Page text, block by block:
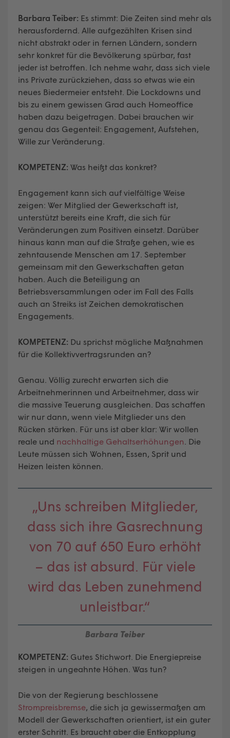
Barbara Teiber: Es stimmt: Die Zeiten sind mehr als
herausfordernd. Alle aufgezählten Krisen sind
nicht abstrakt oder in fernen Ländern, sondern
sehr konkret für die Bevölkerung spürbar, fast
jeder ist betroffen. Ich nehme wahr, dass sich viele
ins Private zurückziehen, dass so etwas wie ein
neues Biedermeier entsteht. Die Lockdowns und
bis zu einem gewissen Grad auch Homeoffice
haben dazu beigetragen. Dabei brauchen wir
genau das Gegenteil: Engagement, Aufstehen,
Wille zur Veränderung.
KOMPETENZ: Was heißt das konkret?
Engagement kann sich auf vielfältige Weise
zeigen: Wer Mitglied der Gewerkschaft ist,
unterstützt bereits eine Kraft, die sich für
Veränderungen zum Positiven einsetzt. Darüber
hinaus kann man auf die Straße gehen, wie es
zehntausende Menschen am 17. September
gemeinsam mit den Gewerkschaften getan
haben. Auch die Beteiligung an
Betriebsversammlungen oder im Fall des Falls
auch an Streiks ist Zeichen demokratischen
Engagements.
KOMPETENZ: Du sprichst mögliche Maßnahmen
für die Kollektivvertragsrunden an?
Genau. Völlig zurecht erwarten sich die
Arbeitnehmerinnen und Arbeitnehmer, dass wir
die massive Teuerung ausgleichen. Das schaffen
wir nur dann, wenn viele Mitglieder uns den
Rücken stärken. Für uns ist aber klar: Wir wollen
reale und nachhaltige Gehaltserhöhungen . Die
Leute müssen sich Wohnen, Essen, Sprit und
Heizen leisten können.
„Uns schreiben Mitglieder,
dass sich ihre Gasrechnung
von 70 auf 650 Euro erhöht
– das ist absurd. Für viele
wird das Leben zunehmend
unleistbar.“
Barbara Teiber
KOMPETENZ: Gutes Stichwort. Die Energiepreise
steigen in ungeahnte Höhen. Was tun?
Die von der Regierung beschlossene
Strompreisbremse, die sich ja gewissermaßen am
Modell der Gewerkschaften orientiert, ist ein guter
erster Schritt. Es braucht aber die Entkopplung